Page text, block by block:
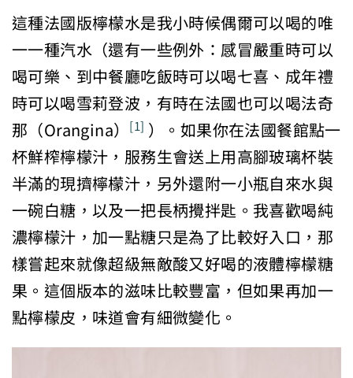
這種法國版檸檬水是我小時候偶爾可以喝的唯
一一種汽水（還有一些例外：感冒嚴重時可以
喝可樂、到中餐廳吃飯時可以喝七喜、成年禮
時可以喝雪莉登波，有時在法國也可以喝法奇
那（Orangina） [1]）。如果你在法國餐館點一
杯鮮榨檸檬汁，服務生會送上用高腳玻璃杯裝
半滿的現擠檸檬汁，另外還附一小瓶自來水與
一碗白糖，以及一把長柄攪拌匙。我喜歡喝純
濃檸檬汁，加一點糖只是為了比較好入口，那
樣嘗起來就像超級無敵酸又好喝的液體檸檬糖
果。這個版本的滋味比較豐富，但如果再加一
點檸檬皮，味道會有細微變化。